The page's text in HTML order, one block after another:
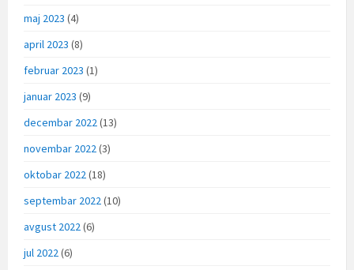
maj 2023 (4)
april 2023 (8)
februar 2023 (1)
januar 2023 (9)
decembar 2022(13)
novembar 2022(3)
oktobar 2022(18)
septembar 2022(10)
avgust 2022(6)
jul 2022(6)